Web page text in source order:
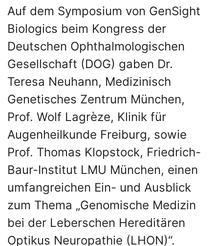
Auf dem Symposium von GenSight
Biologics beim Kongress der
Deutschen Ophthalmologischen
Gesellschaft (DOG) gaben Dr.
Teresa Neuhann, Medizinisch
Genetisches Zentrum München,
Prof. Wolf Lagrèze, Klinik für
Augenheilkunde Freiburg, sowie
Prof. Thomas Klopstock, Friedrich-
Baur-Institut LMU München, einen
umfangreichen Ein- und Ausblick
zum Thema „Genomische Medizin
bei der Leberschen Hereditären
Optikus Neuropathie (LHON)“.